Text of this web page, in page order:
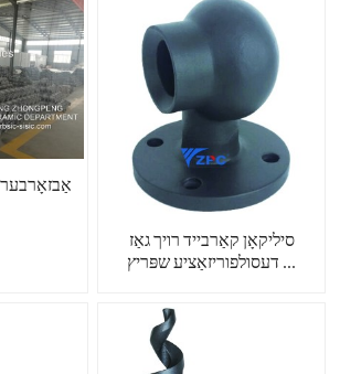
סיליקאָן קאַרבייד רויך גאַז
דעסולפוריזאַציע שפּריץ ...